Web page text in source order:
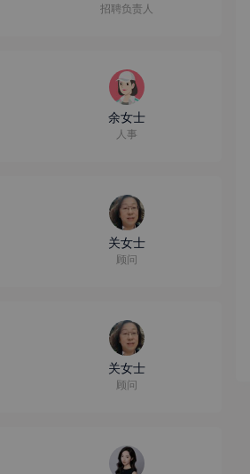
招聘负责人
余女士
人事
关女士
顾问
关女士
顾问